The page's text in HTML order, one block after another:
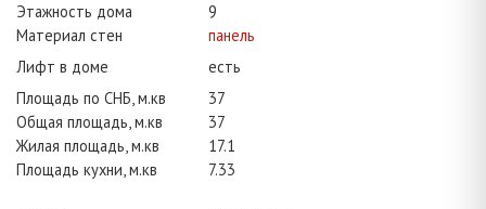
Этажность дома
9
Материал стен
панель
Лифт в доме
есть
Площадь по СНБ, м.кв
37
Общая площадь, м.кв
37
Жилая площадь, м.кв
17.1
Площадь кухни, м.кв
7.33